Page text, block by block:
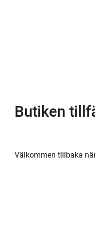
Butiken
Välkommen tillbaka